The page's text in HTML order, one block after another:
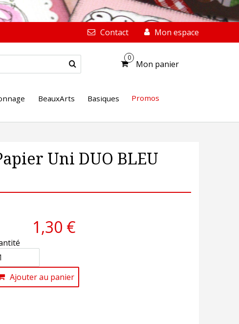
Contact Mon espace
0
Mon panier
BeauxArts Basiques
Promos
Uni DUO BLEU
1,30 €
Ajouter au panier